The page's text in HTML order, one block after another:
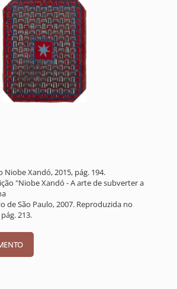
Xandó, 2015, pág. 194.
"Niobe Xandó - A arte de subverter a
de São Paulo, 2007. Reproduzida no
213.